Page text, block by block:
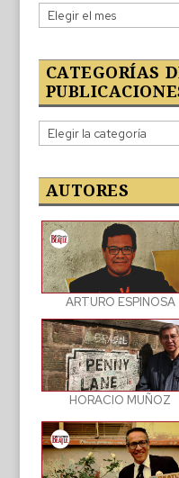
Lo
publicado
CATEGORÍAS
Categorías
de
publicaciones
AUTORES
ARTURO ESPINOSA
HORACIO MUÑOZ